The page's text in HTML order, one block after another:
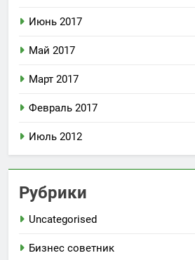
Июнь 2017
Май 2017
Март 2017
Февраль 2017
Июль 2012
Рубрики
Uncategorised
Бизнес советник